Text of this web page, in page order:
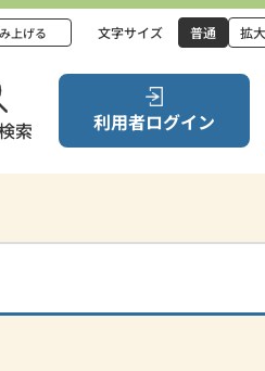
上げる 文字サイズ 普通 拡大
索 利用者ログイン